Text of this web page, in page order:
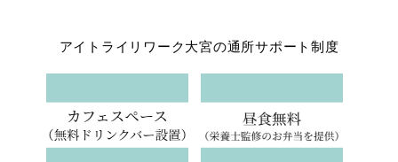
アイトライリワーク大宮の通所サポート制度